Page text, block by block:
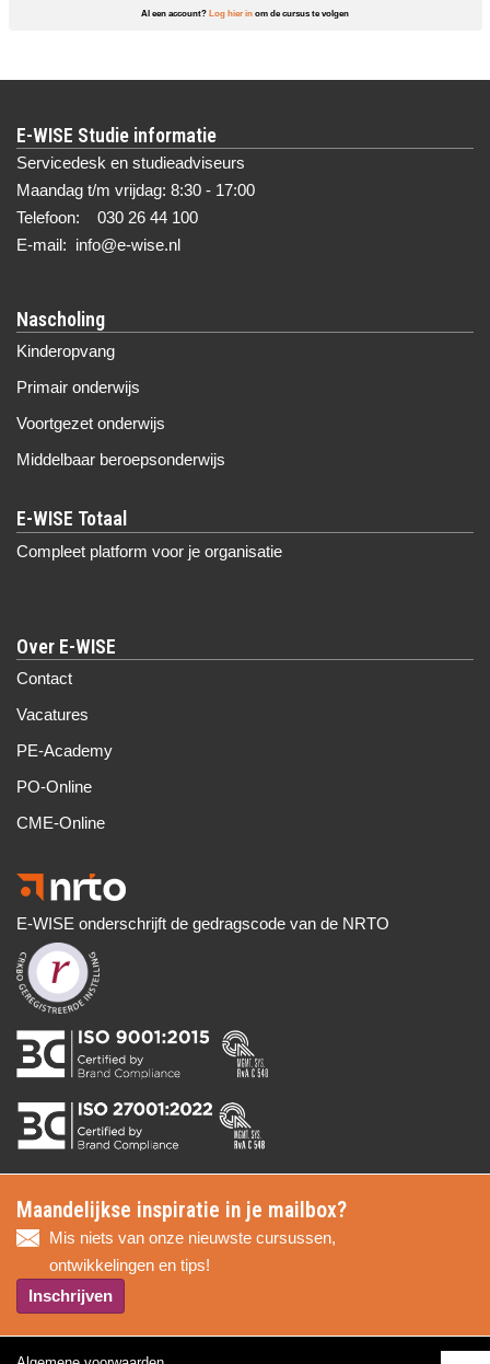
Al een account? Log hier in om de cursus te volgen
E-WISE Studie informatie
Servicedesk en studieadviseurs
Maandag t/m vrijdag: 8:30 - 17:00
Telefoon: 030 26 44 100
E-mail: info@e-wise.nl
Nascholing
Kinderopvang
Primair onderwijs
Voortgezet onderwijs
Middelbaar beroepsonderwijs
Compleet platform voor je organisatie
Over E-WISE
Contact
Vacatures
PE-Academy
PO-Online
CME-Online
E-WISE onderschrijft de gedragscode van de NRTO
Maandelijkse inspiratie in je mailbox?
Mis niets van onze nieuwste cursussen,
ontwikkelingen en tips!
Inschrijven